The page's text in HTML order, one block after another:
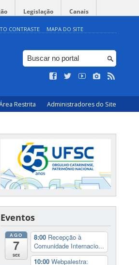
Legislação Canais
CONTRASTE MAPA DO SITE
Restrita Administradores do Site
Eventos
AGO
7
sex
8:00 Recepção à
Comunidade Internacio...
10:00 Webpalestra: